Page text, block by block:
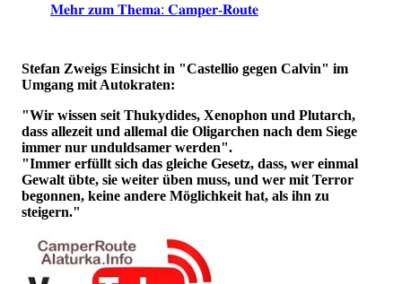
𝐌𝐞𝐡𝐫 𝐳𝐮𝐦 𝐓𝐡𝐞𝐦𝐚: 𝐂𝐚𝐦𝐩𝐞𝐫-𝐑𝐨𝐮𝐭𝐞
Stefan Zweigs Einsicht in "Castellio gegen Calvin" im
Umgang mit Autokraten:
"Wir wissen seit Thukydides, Xenophon und Plutarch,
dass allezeit und allemal die Oligarchen nach dem Siege
immer nur unduldsamer werden".
"Immer erfüllt sich das gleiche Gesetz, dass, wer einmal
Gewalt übte, sie weiter üben muss, und wer mit Terror
begonnen, keine andere Möglichkeit hat, als ihn zu
steigern."